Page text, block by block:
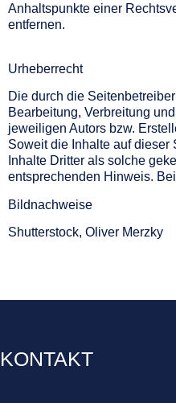
Anhaltspunkte einer
entfernen.
Urheberrecht
Die durch die
Bearbeitung, Verbreitung
jeweiligen Autors bzw.
Soweit die Inhalte auf dieser
Inhalte Dritter als solche
entsprechenden Hinweis.
Bildnachweise
Shutterstock, Oliver Merzky
KONTAKT